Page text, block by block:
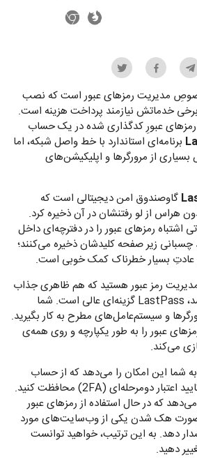
مدیریت رمزهای عبور است که نصب
برخی خدماتش نیازمند پرداخت هزینه است.
رمزهای عبورِ کدگذاری شده در یک حساب
برنامه‌ای استاندارد با خط واصل شبکه، اما
از مرورگرها و اپلیکیشن‌های
گاوصندوق امن دیجیتالی است که
هراس از لو رفتنشان در آن ذخیره کرد.
اشتباه رمزهای عبور را در دفترچه‌ای داخل
چسبانی زیر صفحه کلیدشان ذخیره می‌کنند؛
مدیریت رمز عبور هستید که هم ظاهری جذاب
و هم کاربرپسند داشته باشد، LastPass گزینه‌ای عالی است. شما
و سیستم‌عامل‌های مطرح به کار بگیرید.
عبور‌ را به طور یکپارچه و روی همه‌ی
می‌کند.
علاوه بر این، LastPass به شما این امکان را می‌دهد که از حساب
کاربری خود با استفاده از تایید اعتبار دومرحله‌ای (2FA) محافظت کنید.
که در حال استفاده از رمزهای عبور‌
صورت هک شدن یکی از وب‌سایت‌های مورد
دهد. به این ترتیب، خواهید توانست
دهید.